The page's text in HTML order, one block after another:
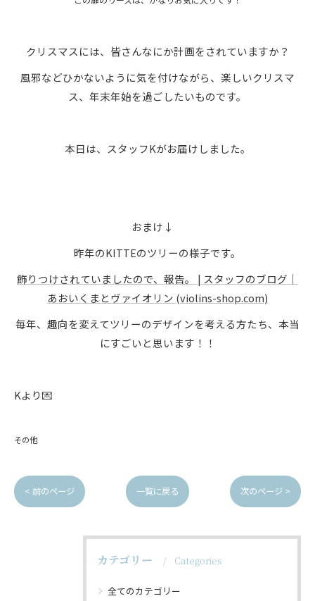
クリスマスには、皆さんなにか計画をされていますか？
風邪などひかないように気を付けながら、楽しいクリスマ
ス、年末年始を過ごしたいものです。
本日は、スタッフKがお届けしました。
おまけ↓
昨年のKITTEのツリーの様子です。
飾りつけされていましたので、報告。 | スタッフのブログ｜
あおいくまとヴァイオリン (violins-shop.com)
毎年、趣向を変えてツリーのデザインを考える方たち、本当
にすごいと思います！！
Kより💌
その他
< 前のページ 一覧に戻る 次のページ >
カテゴリー Categories
全てのカテゴリー